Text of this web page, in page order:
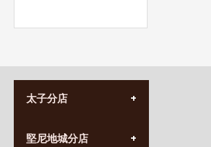
太子分店
營業時間:
堅尼地城分店